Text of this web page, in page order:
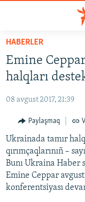
Esas
qaytmaq
Baş
navigatsiyağa
qaytmaq
qaytmaq
SİYASET
İQTİSADİYAT
CEMİYET
MEDENİYET
İNSAN AQLARI
VİDEO
SÜRET
BLOGLAR
HABERLER
Emine
halqları
08 avgust 2017, 21:39
Paylaşmaq
Ukrainada tamır
qırımçaqlarınıñ –
Bunı Ukraina
Emine Ceppar
konferentsiyası